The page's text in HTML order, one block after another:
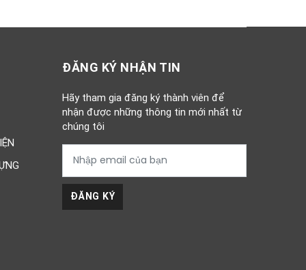
ĐĂNG KÝ NHẬN TIN
Hãy tham gia đăng ký thành viên để
nhận được những thông tin mới nhất từ
chúng tôi
ĐĂNG KÝ